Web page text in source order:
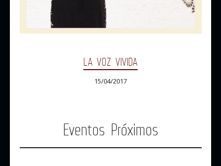
LA VOZ VIVIDA
15/04/2017
Eventos Próximos